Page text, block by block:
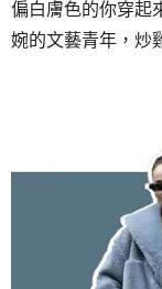
偏白膚色的你穿起
婉的文藝青年，炒